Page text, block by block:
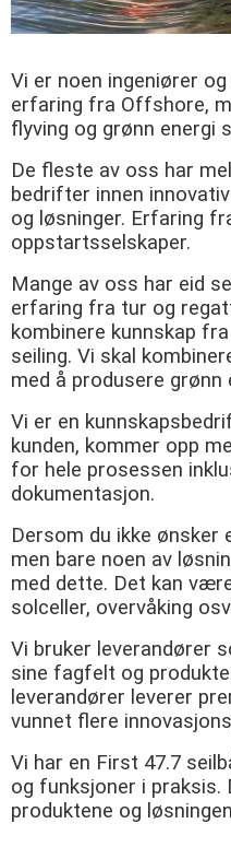
Vi er noen ingeniører
erfaring fra Offshore,
flyving og grønn energi
De fleste av oss har
bedrifter innen
og løsninger. Erfaring
oppstartsselskaper.
Mange av oss har eid
erfaring fra tur og
kombinere kunnskap
seiling. Vi skal
med å produsere grønn
Vi er en
kunden, kommer opp
for hele prosessen
dokumentasjon.
Dersom du ikke ønsker
men bare noen av
med dette. Det kan
solceller, overvåking
Vi bruker leverandører
sine fagfelt og
leverandører leverer
vunnet flere
Vi har en First 47.7
og funksjoner i
produktene og